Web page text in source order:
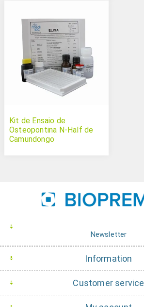
Kit de Ensaio de
Osteopontina N-Half de
Camundongo
Newsletter
Information
Customer service